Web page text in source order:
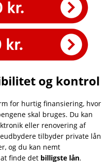
og kontrol
for hurtig finansiering, hvor
skal bruges. Du kan
eller renovering af
tilbyder private lån
og du kan nemt
finde det billigste lån.